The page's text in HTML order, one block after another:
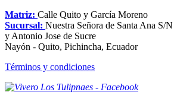
Matriz: Calle Quito y García Moreno
Sucursal: Nuestra Señora de Santa Ana S/N
y Antonio Jose de Sucre
Nayón - Quito, Pichincha, Ecuador
Términos y condiciones